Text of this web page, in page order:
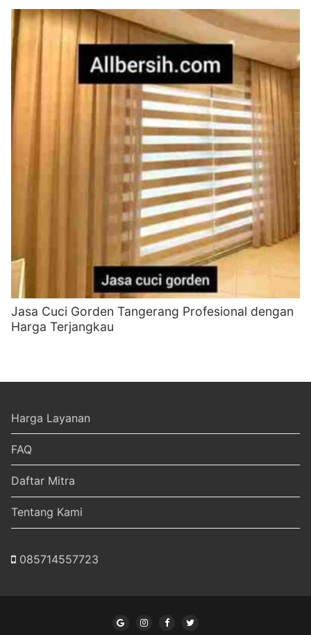
Jasa Cuci Gorden Tangerang Profesional dengan
Harga Terjangkau
Harga Layanan
FAQ
Daftar Mitra
Tentang Kami
085714557723